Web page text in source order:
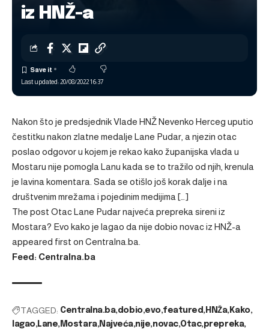
iz HNŽ-a
Last updated: 20/08/2022 16:37
Nakon što je predsjednik Vlade HNŽ Nevenko Herceg uputio
čestitku nakon zlatne medalje Lane Pudar, a njezin otac
poslao odgovor u kojem je rekao kako županijska vlada u
Mostaru nije pomogla Lanu kada se to tražilo od njih, krenula
je lavina komentara. Sada se otišlo još korak dalje i na
društvenim mrežama i pojedinim medijima […]
The post Otac Lane Pudar najveća prepreka sireni iz
Mostara? Evo kako je lagao da nije dobio novac iz HNŽ-a
appeared first on Centralna.ba
Feed: Centralna.ba
TAGGED: Centralna.ba dobio evo featured HNŽa Kako
lagao Lane Mostara Najveća nije novac Otac prepreka